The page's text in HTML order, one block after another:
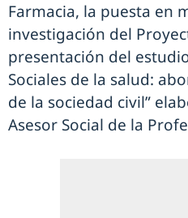
Farmacia, la puesta en
investigación del
presentación del
Sociales de la salud:
de la sociedad civil”
Asesor Social de la